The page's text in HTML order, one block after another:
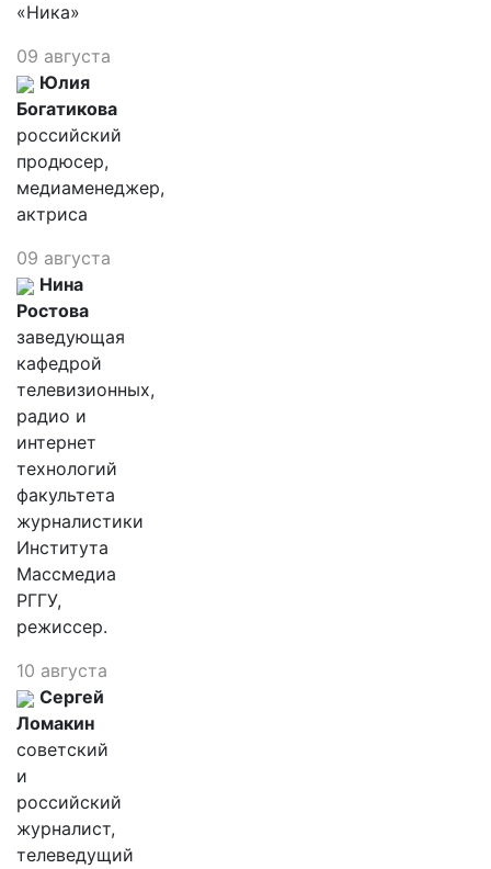
«Ника»
09 августа
Юлия
Богатикова
российский
продюсер,
медиаменеджер,
актриса
09 августа
Нина
Ростова
заведующая
кафедрой
телевизионных,
радио и
интернет
технологий
факультета
журналистики
Института
Массмедиа
РГГУ,
режиссер.
10 августа
Сергей
Ломакин
советский
и
российский
журналист,
телеведущий